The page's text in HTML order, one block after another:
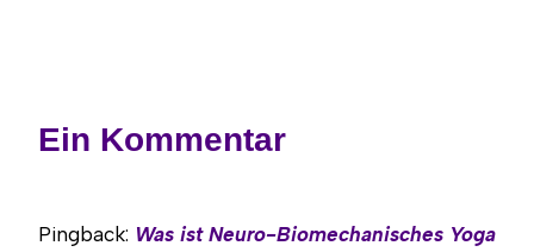
Ein Kommentar
Pingback: Was ist Neuro-Biomechanisches Yoga